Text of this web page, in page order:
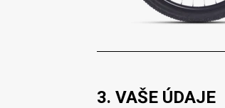
3. VAŠE ÚDAJE